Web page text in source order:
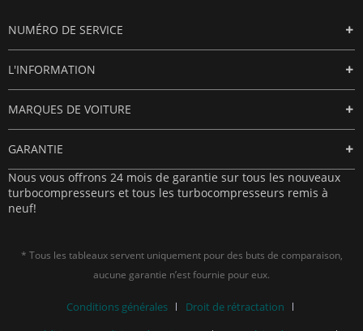
NUMÉRO DE SERVICE
L'INFORMATION
MARQUES DE VOITURE
GARANTIE
Nous vous offrons 24 mois de garantie sur tous les nouveaux
turbocompresseurs et tous les turbocompresseurs remis à
neuf!
* Tous les tableaux servent uniquement pour des buts de comparaison,
aucune garantie n’est fournie pour eux.
Conditions générales
Droit de rétractation